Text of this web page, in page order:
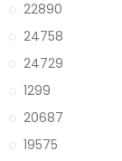
22890
24758
24729
1299
20687
19575